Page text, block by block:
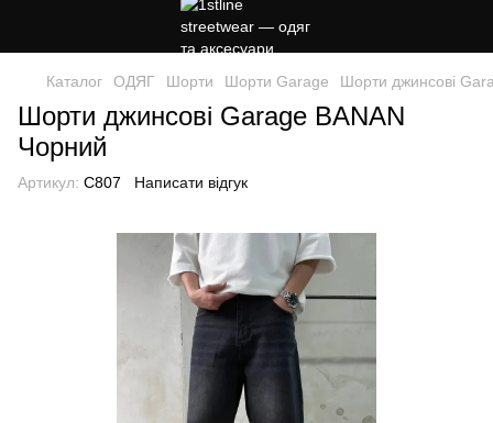
Каталог ОДЯГ Шорти Шорти Garage Шорти джинсові
Шорти джинсові Garage BANAN
Чорний
Артикул: C807 Написати відгук